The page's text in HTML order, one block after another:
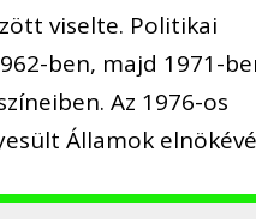
viselte. Politikai
ben, majd 1971-
Az 1976-os
Államok